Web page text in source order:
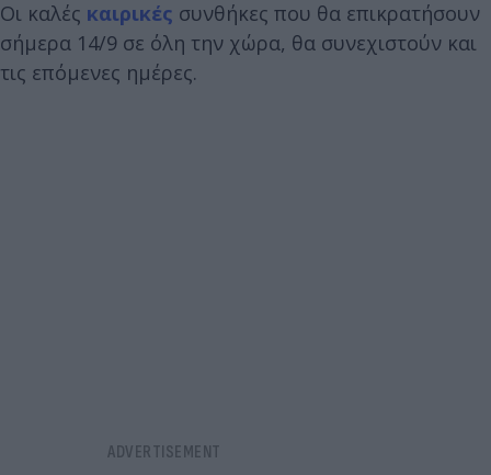
Οι καλές καιρικές συνθήκες που θα επικρατήσουν
σήμερα 14/9 σε όλη την χώρα, θα συνεχιστούν και
τις επόμενες ημέρες.